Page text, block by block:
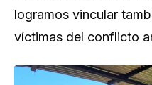
logramos vincular
víctimas del conflicto